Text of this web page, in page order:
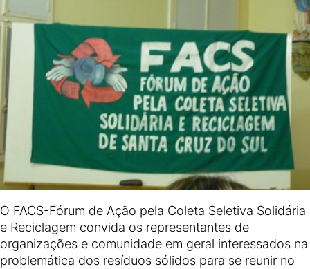
O FACS-Fórum de Ação pela Coleta Seletiva Solidária
e Reciclagem convida os representantes de
organizações e comunidade em geral interessados na
problemática dos resíduos sólidos para se reunir no